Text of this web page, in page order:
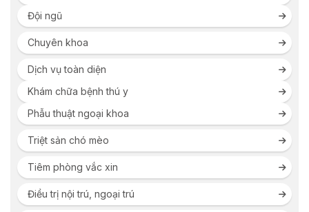
Đội ngũ
Chuyên khoa
Dịch vụ toàn diện
Khám chữa bệnh thú y
Phẫu thuật ngoại khoa
Triệt sản chó mèo
Tiêm phòng vắc xin
Điều trị nội trú, ngoại trú